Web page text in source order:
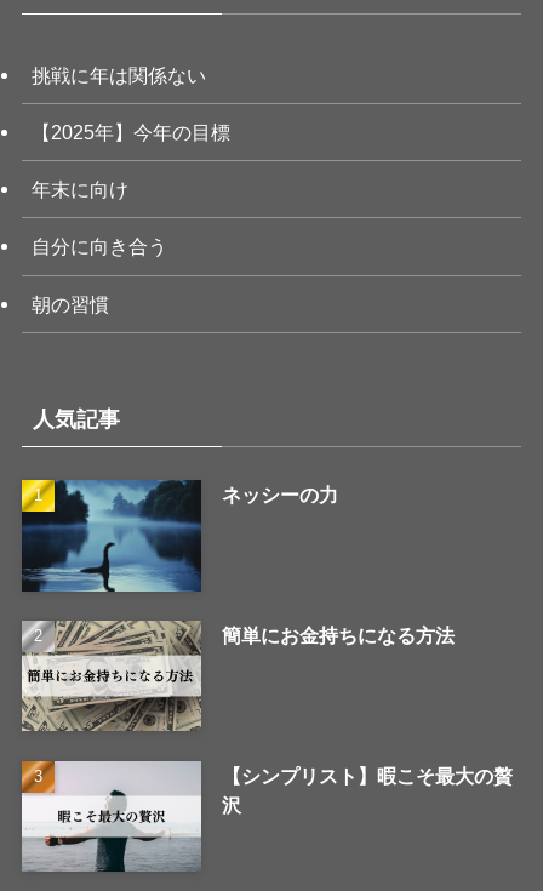
挑戦に年は関係ない
【2025年】今年の目標
年末に向け
自分に向き合う
朝の習慣
人気記事
ネッシーの力
簡単にお金持ちになる方法
【シンプリスト】暇こそ最大の贅
沢